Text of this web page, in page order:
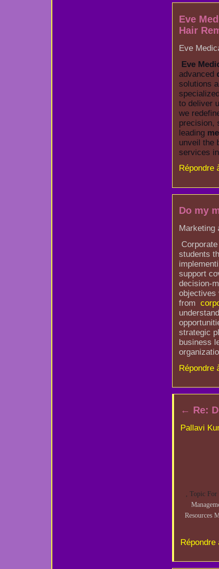
Eve
Hair
Eve
Eve
advanced
solutions
to deliver
we
precision,
leading
unveil the
services
Répondre
Do my
Marketing
students
support
decision-
objectives
from
strategic
business
Répondre
← Re:
Pallavi
, Topic For
Resources
Répondre